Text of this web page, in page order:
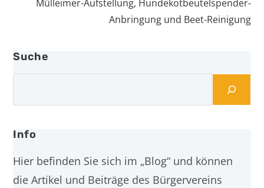
Mülleimer-Aufstellung, Hundekotbeutelspender-
Anbringung und Beet-Reinigung
Suche
Info
Hier befinden Sie sich im „Blog“ und können
die Artikel und Beiträge des Bürgervereins